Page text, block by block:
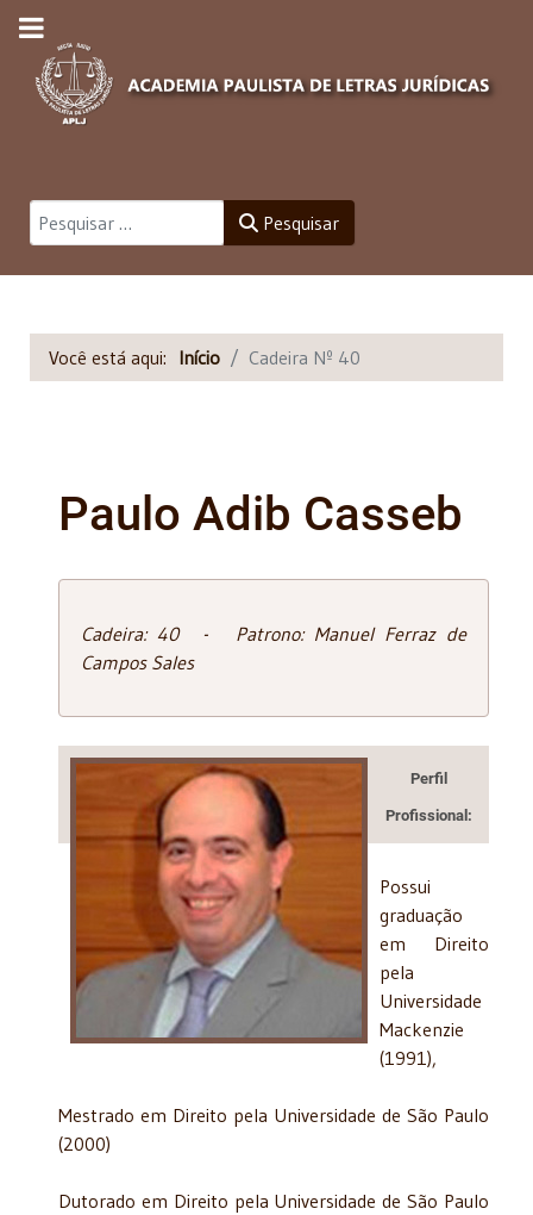
Pesquisar Pesquisar
Você está aqui: Início Cadeira Nº 40
Paulo Adib Casseb
Cadeira: 40 - Patrono: Manuel Ferraz de
Campos Sales
Perfil
Profissional:
Possui
graduação
em Direito
pela
Universidade
Mackenzie
(1991),
Mestrado em Direito pela Universidade de São Paulo
(2000)
Dutorado em Direito pela Universidade de São Paulo